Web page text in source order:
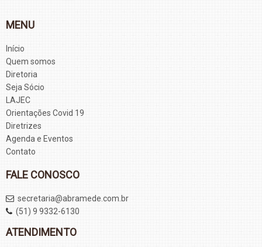
MENU
Início
Quem somos
Diretoria
Seja Sócio
LAJEC
Orientações Covid 19
Diretrizes
Agenda e Eventos
Contato
FALE CONOSCO
secretaria@abramede.com.br
(51) 9 9332-6130
ATENDIMENTO